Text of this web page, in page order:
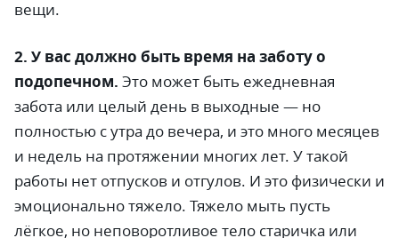
вещи.
2. У вас должно быть время на заботу о
подопечном. Это может быть ежедневная
забота или целый день в выходные — но
полностью с утра до вечера, и это много месяцев
и недель на протяжении многих лет. У такой
работы нет отпусков и отгулов. И это физически и
эмоционально тяжело. Тяжело мыть пусть
лёгкое, но неповоротливое тело старичка или